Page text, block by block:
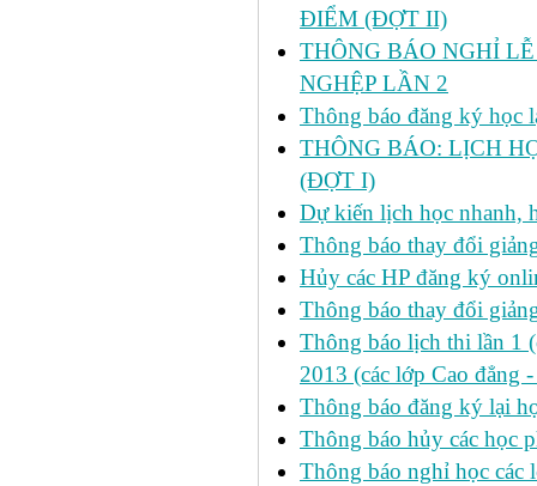
ĐIỂM (ĐỢT II)
THÔNG BÁO NGHỈ
NGHỆP LẦN 2
Thông báo đăng ký học
THÔNG BÁO: LỊCH
(ĐỢT I)
Dự kiến lịch học nhanh,
Thông báo thay đổi
Hủy các HP đăng ký
Thông báo thay đổi
Thông báo lịch thi lần 1
2013 (các lớp Cao đẳng
Thông báo đăng ký lại
Thông báo hủy các học
Thông báo nghỉ học các